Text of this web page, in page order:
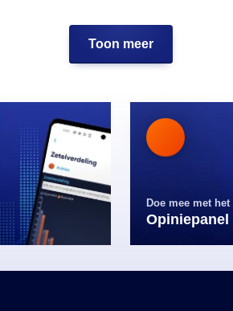
Toon meer
Doe mee met het
Opiniepanel